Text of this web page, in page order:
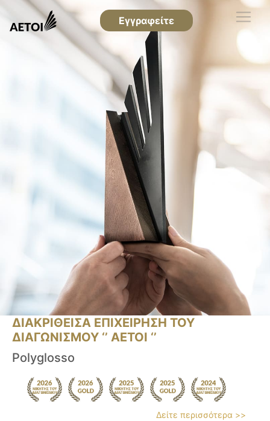
Εγγραφείτε
ΔΙΑΚΡΙΘΕΙΣΑ ΕΠΙΧΕΙΡΗΣΗ ΤΟΥ
ΔΙΑΓΩΝΙΣΜΟΥ ‘’ ΑΕΤΟΙ ‘’
Polyglosso
Δείτε περισσότερα >>